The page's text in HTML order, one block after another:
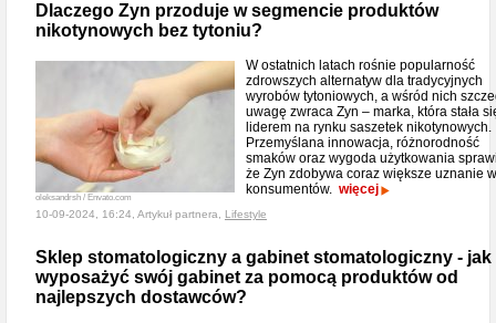
Dlaczego Zyn przoduje w segmencie produktów
nikotynowych bez tytoniu?
oleksandrsh / Envato.com
W ostatnich latach rośnie popularność
zdrowszych alternatyw dla tradycyjnych
wyrobów tytoniowych, a wśród nich
uwagę zwraca Zyn – marka, która stała
liderem na rynku saszetek nikotynowych.
Przemyślana innowacja, różnorodność
smaków oraz wygoda użytkowania
że Zyn zdobywa coraz większe uznanie
konsumentów. więcej
10-09-2024, 16:24, Artykuł partnera, Lifestyle
Sklep stomatologiczny a gabinet stomatologiczny - jak
wyposażyć swój gabinet za pomocą produktów od
najlepszych dostawców?